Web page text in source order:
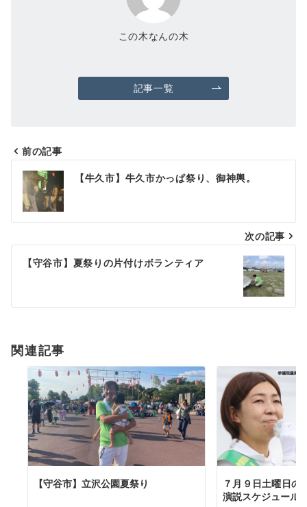
この木なんの木
記事一覧
投
稿
ナ
ビ
シ
ン
前の記事
【牛久市】牛久市かっぱ祭り、御神輿。
次の記事
【守谷市】夏祭りの片付けボランティア
関連記事
【守谷市】立沢公園夏祭り
７月９日土曜日の
演説スケジュール